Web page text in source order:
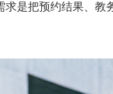
求是把预约结果、教